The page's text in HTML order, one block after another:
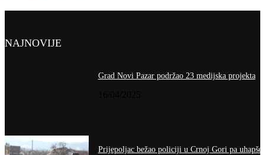
NAJNOVIJE
Grad Novi Pazar podržao 23 medijska projekta
Prijepoljac bežao policiji u Crnoj Gori pa